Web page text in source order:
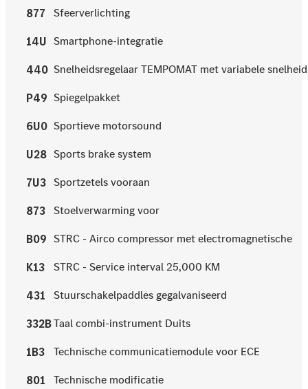
877 Sfeerverlichting
14U Smartphone-integratie
440 Snelheidsregelaar TEMPOMAT met variabele
P49 Spiegelpakket
6U0 Sportieve motorsound
U28 Sports brake system
7U3 Sportzetels vooraan
873 Stoelverwarming voor
B09 STRC - Airco compressor met electromagnetische
K13 STRC - Service interval 25,000 KM
431 Stuurschakelpaddles gegalvaniseerd
332BTaal combi-instrument Duits
1B3 Technische communicatiemodule voor ECE
801 Technische modificatie